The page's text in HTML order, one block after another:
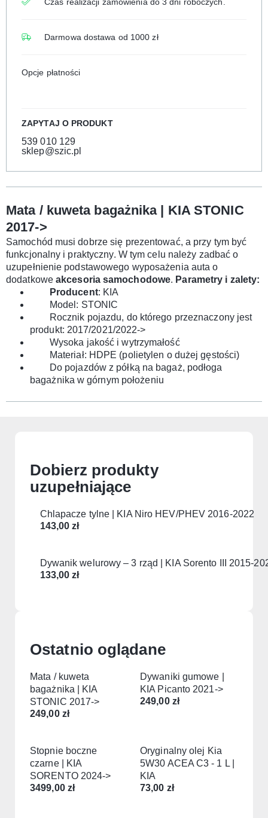
Darmowa dostawa od 1000 zł
Opcje płatności
ZAPYTAJ O PRODUKT
539 010 129
sklep@szic.pl
Mata / kuweta bagażnika | KIA STONIC
2017->
Samochód musi dobrze się prezentować, a przy tym być
funkcjonalny i praktyczny. W tym celu należy zadbać o
uzupełnienie podstawowego wyposażenia auta o
dodatkowe akcesoria samochodowe. Parametry i zalety:
Producent: KIA
Model: STONIC
Rocznik pojazdu, do którego przeznaczony jest
produkt: 2017/2021/2022->
Wysoka jakość i wytrzymałość
Materiał: HDPE (polietylen o dużej gęstości)
Do pojazdów z półką na bagaż, podłoga
bagażnika w górnym położeniu
Dobierz produkty
uzupełniające
Chlapacze tylne | KIA Niro HEV/PHEV 2016-2022
143,00zł
Dywanik welurowy – 3 rząd | KIA Sorento III 2015-
133,00zł
Ostatnio oglądane
Mata / kuweta
bagażnika | KIA
STONIC 2017->
249,00 zł
Dywaniki gumowe |
KIA Picanto 2021->
249,00 zł
Stopnie boczne
czarne | KIA
SORENTO 2024->
3499,00 zł
Oryginalny olej Kia
5W30 ACEA C3 - 1 L |
KIA
73,00 zł